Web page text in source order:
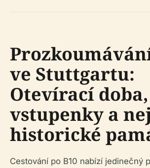
ve Stuttgartu:
Otevírací doba,
vstupenky a
historické
Cestování po B10 nabízí jedinečný